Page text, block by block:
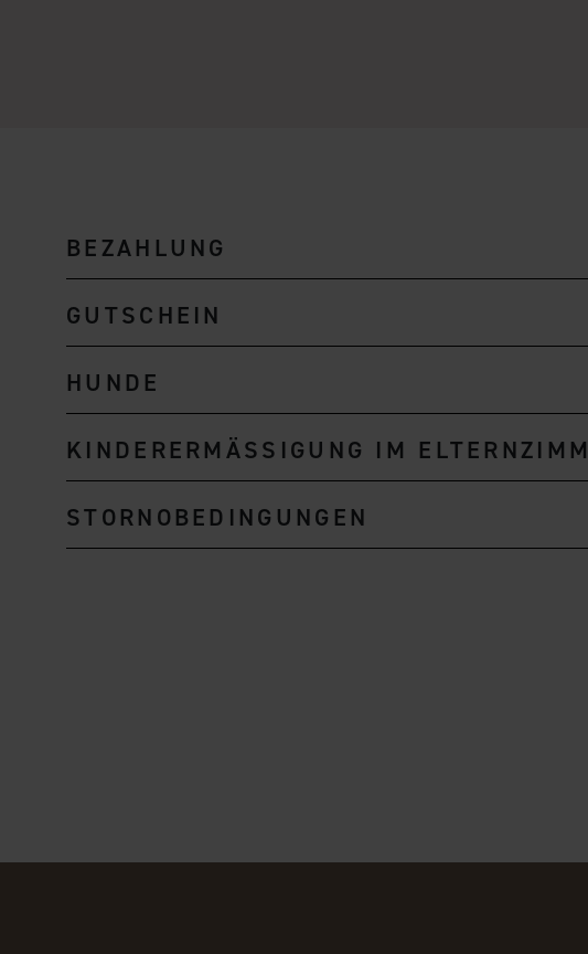
BEZAHLUNG
GUTSCHEIN
HUNDE
KINDERERMÄSSIGUNG IM
STORNOBEDINGUNGEN